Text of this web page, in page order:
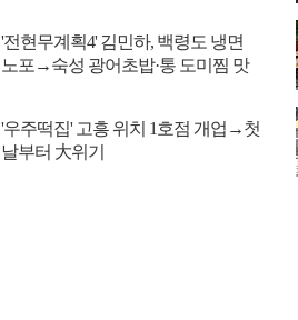
'전현무계획4' 김민하, 백령도 냉면
노포→숙성 광어초밥·통 도미찜 맛
'우주떡집' 고흥 위치 1호점 개업→첫
날부터 大위기